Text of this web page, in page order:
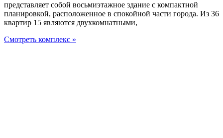
представляет собой восьмиэтажное здание с компактной
планировкой, расположенное в спокойной части города. Из 36
квартир 15 являются двухкомнатными,
Смотреть комплекс »